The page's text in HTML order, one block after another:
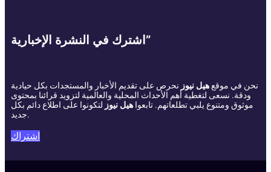
اشترك في النشرة الإخبارية”
نحن في موقعهيل نيوز نحرص على تقديم الأخبار والمستجدات بكل حيادية
ودقة. نسعى لتغطية أهم الأحداث المحلية والعالمية لتزويد قرائنا بمحتوى
موثوق ومتنوع يلبي تطلعاتهم. تابعوا هيل نيوز لتكونوا على اطلاع دائم بكل
جديد.
اشتراك